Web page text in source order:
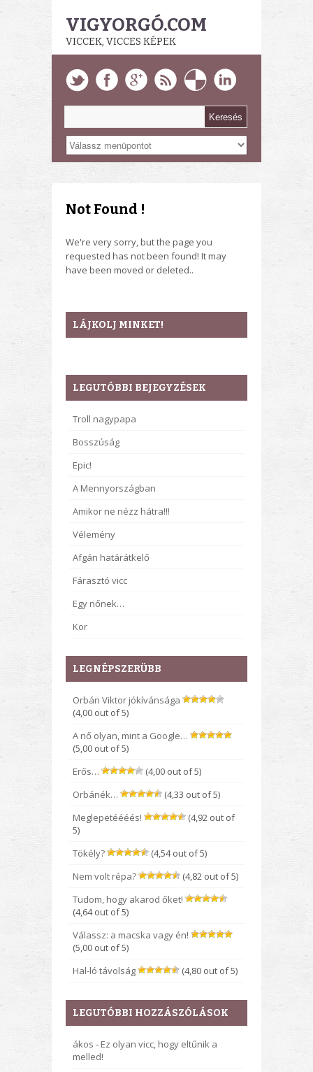
VIGYORGÓ.COM
VICCEK, VICCES KÉPEK
Not Found !
We're very sorry, but the page you
requested has not been found! It may
have been moved or deleted..
LÁJKOLJ MINKET!
LEGUTÓBBI BEJEGYZÉSEK
Troll nagypapa
Bosszúság
Epic!
A Mennyországban
Amikor ne nézz hátra!!!
Vélemény
Afgán határátkelő
Fárasztó vicc
Egy nőnek…
Kor
LEGNÉPSZERÜBB
Orbán Viktor jókívánsága
(4,00 out of 5)
A nő olyan, mint a Google…
(5,00 out of 5)
Erős…
(4,00 out of 5)
Orbánék…
(4,33 out of 5)
Meglepetéééés!
(4,92 out of
5)
Tökély?
(4,54 out of 5)
Nem volt répa?
(4,82 out of 5)
Tudom, hogy akarod őket!
(4,64 out of 5)
Válassz: a macska vagy én!
(5,00 out of 5)
Hal-ló távolság
(4,80 out of 5)
LEGUTÓBBI HOZZÁSZÓLÁSOK
ákos - Ez olyan vicc, hogy eltűnik a
melled!